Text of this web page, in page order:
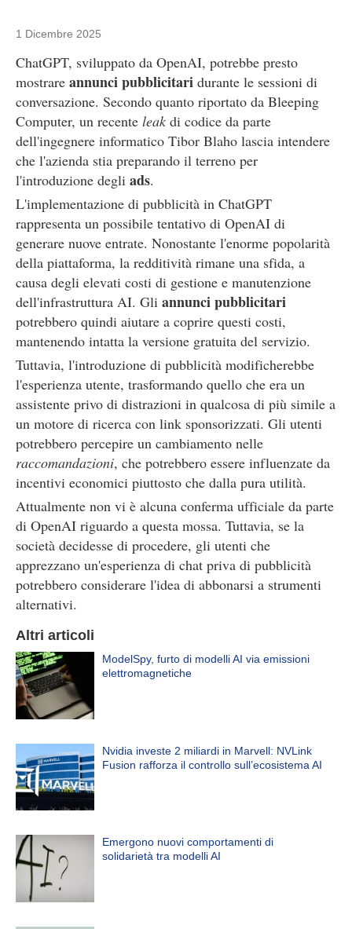
1 Dicembre 2025
ChatGPT, sviluppato da OpenAI, potrebbe presto
mostrare annunci pubblicitari durante le sessioni di
conversazione. Secondo quanto riportato da Bleeping
Computer, un recente leak di codice da parte
dell'ingegnere informatico Tibor Blaho lascia intendere
che l'azienda stia preparando il terreno per
l'introduzione degli ads.
L'implementazione di pubblicità in ChatGPT
rappresenta un possibile tentativo di OpenAI di
generare nuove entrate. Nonostante l'enorme popolarità
della piattaforma, la redditività rimane una sfida, a
causa degli elevati costi di gestione e manutenzione
dell'infrastruttura AI. Gli annunci pubblicitari
potrebbero quindi aiutare a coprire questi costi,
mantenendo intatta la versione gratuita del servizio.
Tuttavia, l'introduzione di pubblicità modificherebbe
l'esperienza utente, trasformando quello che era un
assistente privo di distrazioni in qualcosa di più simile a
un motore di ricerca con link sponsorizzati. Gli utenti
potrebbero percepire un cambiamento nelle
raccomandazioni, che potrebbero essere influenzate da
incentivi economici piuttosto che dalla pura utilità.
Attualmente non vi è alcuna conferma ufficiale da parte
di OpenAI riguardo a questa mossa. Tuttavia, se la
società decidesse di procedere, gli utenti che
apprezzano un'esperienza di chat priva di pubblicità
potrebbero considerare l'idea di abbonarsi a strumenti
alternativi.
Altri articoli
ModelSpy, furto di modelli AI via emissioni
elettromagnetiche
Nvidia investe 2 miliardi in Marvell: NVLink
Fusion rafforza il controllo sull’ecosistema AI
Emergono nuovi comportamenti di
solidarietà tra modelli AI